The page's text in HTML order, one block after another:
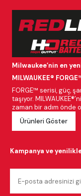
Milwaukee’nin en
MILWAUKEE®
FORGE™ serisi, güç,
taşıyor.
zaman bir adım önde
Ürünleri Göster
Kampanya ve